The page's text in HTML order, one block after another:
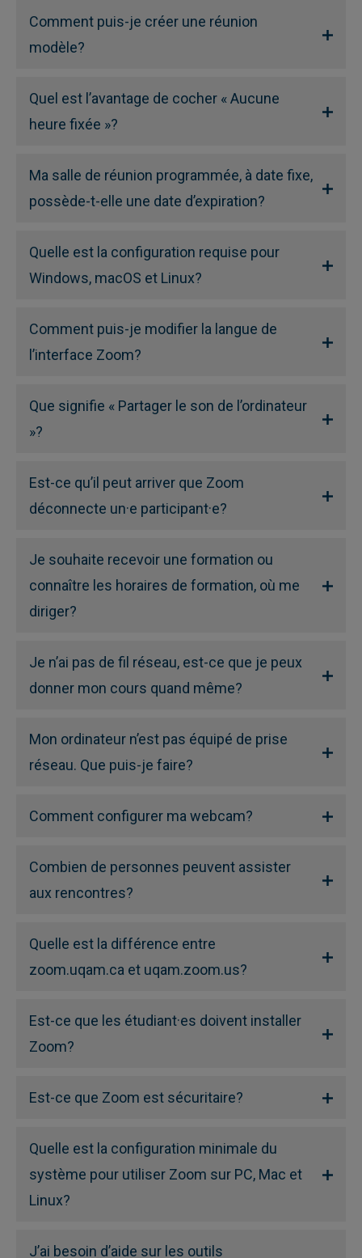
Comment puis-je créer une réunion
modèle?
Quel est l’avantage de cocher « Aucune
heure fixée »?
Ma salle de réunion programmée, à date fixe,
possède-t-elle une date d’expiration?
Quelle est la configuration requise pour
Windows, macOS et Linux?
Comment puis-je modifier la langue de
l’interface Zoom?
Que signifie « Partager le son de l’ordinateur
»?
Est-ce qu’il peut arriver que Zoom
déconnecte un·e participant·e?
Je souhaite recevoir une formation ou
connaître les horaires de formation, où me
diriger?
Je n’ai pas de fil réseau, est-ce que je peux
donner mon cours quand même?
Mon ordinateur n’est pas équipé de prise
réseau. Que puis-je faire?
Comment configurer ma webcam?
Combien de personnes peuvent assister
aux rencontres?
Quelle est la différence entre
zoom.uqam.ca et uqam.zoom.us?
Est-ce que les étudiant·es doivent installer
Zoom?
Est-ce que Zoom est sécuritaire?
Quelle est la configuration minimale du
système pour utiliser Zoom sur PC, Mac et
Linux?
J’ai besoin d’aide sur les outils